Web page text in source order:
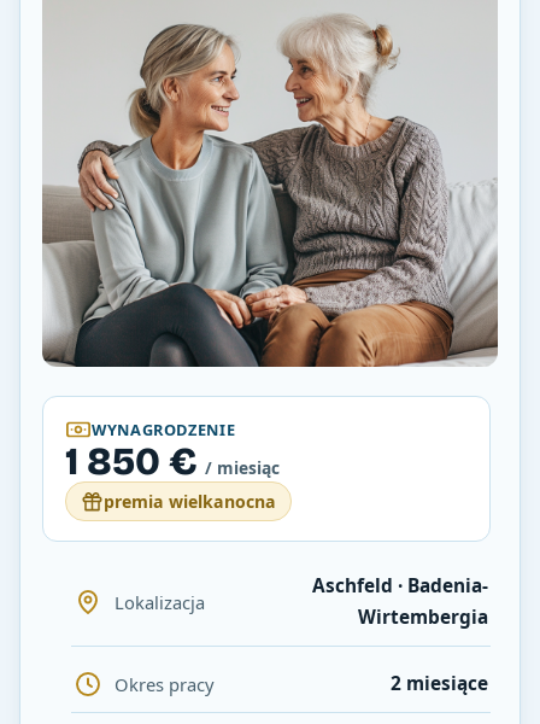
WYNAGRODZENIE
1 850 € / miesiąc
premia wielkanocna
Lokalizacja
Aschfeld · Badenia-
Wirtembergia
Okres pracy 2 miesiące